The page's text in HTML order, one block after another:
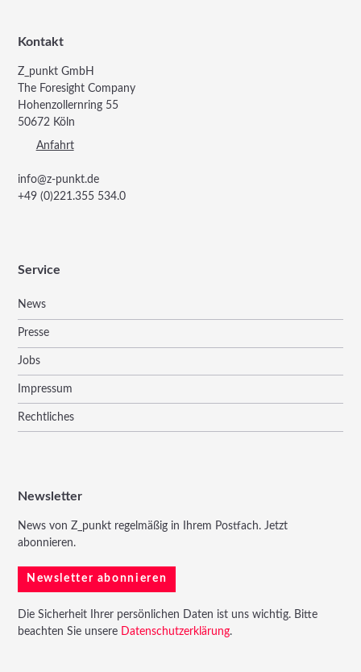
Kontakt
Z_punkt GmbH
The Foresight Company
Hohenzollernring 55
50672 Köln
Anfahrt
info@z-punkt.de
+49 (0)221.355 534.0
Service
News
Presse
Jobs
Impressum
Rechtliches
Newsletter
News von Z_punkt regelmäßig in Ihrem Postfach. Jetzt
abonnieren.
Newsletter abonnieren
Die Sicherheit Ihrer persönlichen Daten ist uns wichtig. Bitte
beachten Sie unsere Datenschutzerklärung.